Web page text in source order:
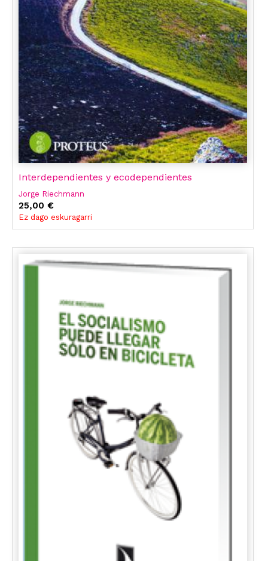
Interdependientes y ecodependientes
Jorge Riechmann
25,00 €
Ez dago eskuragarri